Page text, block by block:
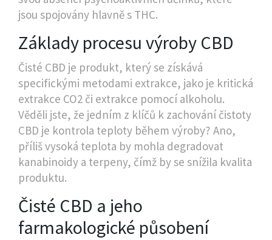
jsou spojovány hlavně s THC.
Základy procesu výroby CBD
Čisté CBD je produkt, který se získává
specifickými metodami extrakce, jako je kritická
extrakce CO2 či extrakce pomocí alkoholu.
Věděli jste, že jedním z klíčů k zachování čistoty
CBD je kontrola teploty během výroby? Ano,
příliš vysoká teplota by mohla degradovat
kanabinoidy a terpeny, čímž by se snížila kvalita
produktu.
Čisté CBD a jeho
farmakologické působení